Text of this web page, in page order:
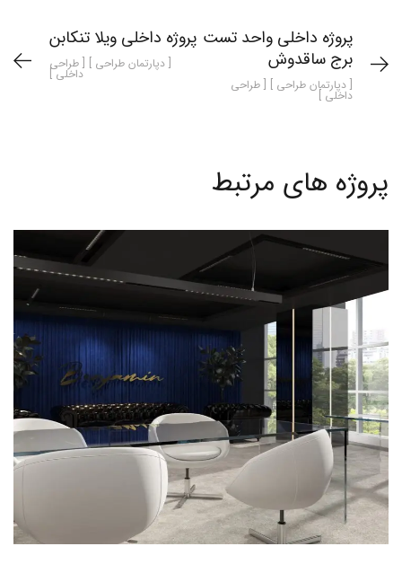
پروژه داخلی واحد تست
برج ساقدوش
[ دپارتمان طراحی ] [ طراحی
داخلی ]
پروژه داخلی ویلا تنکابن
[ دپارتمان طراحی ] [ طراحی
داخلی ]
پروژه های مرتبط
پروژه رندرینگ خانه فشن
دپارتمان طراحی رندرینگ